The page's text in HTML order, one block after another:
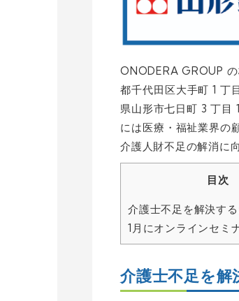
ONODERA GROUP
都千代田区大手町 1 丁
県山形市七日町 3 丁目
には医療・福祉業界の
介護人財不足の解消に
目次
介護士不足を解決す
1月にオンラインセミ
介護士不足を解